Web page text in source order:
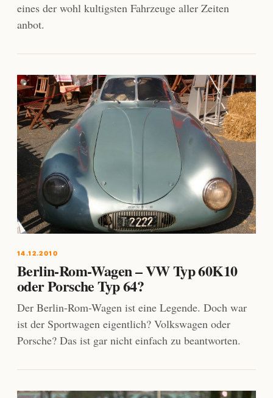
eines der wohl kultigsten Fahrzeuge aller Zeiten
anbot.
14.12.2010
Berlin-Rom-Wagen – VW Typ 60K10
oder Porsche Typ 64?
Der Berlin-Rom-Wagen ist eine Legende. Doch war
ist der Sportwagen eigentlich? Volkswagen oder
Porsche? Das ist gar nicht einfach zu beantworten.